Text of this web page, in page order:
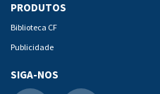
PRODUTOS
Biblioteca CF
Publicidade
SIGA-NOS